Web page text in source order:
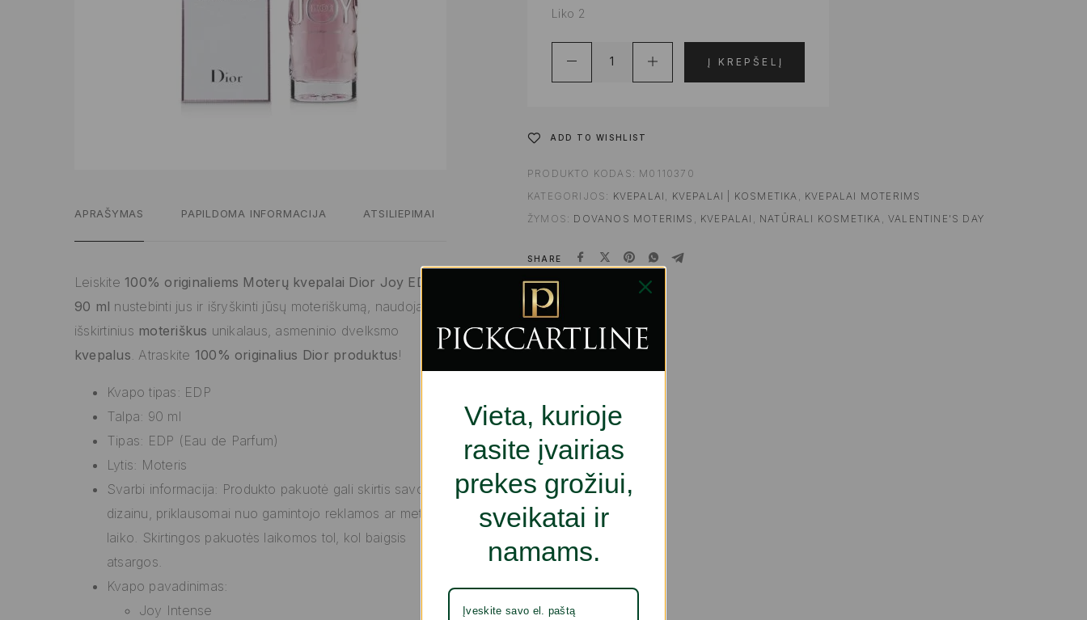
APRAŠYMAS PAPILDOMA INFORMACIJA ATSILIEPIMAI
Leiskite 100% originaliems Moterų kvepalai Dior Joy EDP
90 ml nustebinti jus ir išryškinti jūsų moteriškumą, naudojant
išskirtinius moteriškus unikalaus, asmeninio dvelksmo
kvepalus. Atraskite 100% originalius Dior produktus!
Kvapo tipas: EDP
Talpa: 90 ml
Tipas: EDP (Eau de Parfum)
Lytis: Moteris
Svarbi informacija: Produkto pakuotė gali skirtis savo
dizainu, priklausomai nuo gamintojo reklamos ar metų
laiko. Skirtingos pakuotės laikomos tol, kol baigsis
atsargos.
Kvapo pavadinimas:
Joy Intense
Liko 2
Į KREPŠELĮ
ADD TO WISHLIST
PRODUKTO KODAS: M0110370
KATEGORIJOS: KVEPALAI KVEPALAI | KOSMETIKA
KVEPALAI MOTERIMS
ŽYMOS: DOVANOS MOTERIMS KVEPALAI NATŪRALI KOSMETIKA ,VALENTINE'S DAY
SHARE
Vieta, kurioje
rasite įvairias
prekes grožiui,
sveikatai ir
namams.